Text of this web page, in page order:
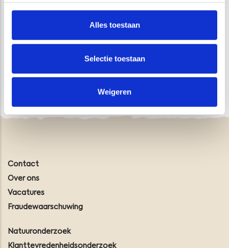
Alles toestaan
Selectie toestaan
Weigeren
Bodem & Water
Offerte aanvragen
Contact
Over ons
Vacatures
Fraudewaarschuwing
Natuuronderzoek
Klanttevredenheidsonderzoek